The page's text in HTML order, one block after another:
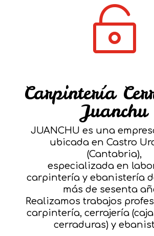

Carpintería
Juanchu
JUANCHU es una
ubicada en Castro
(Cantabria),
especializada en
carpintería y ebanistería
más de sesenta
Realizamos trabajos
carpintería, cerrajería
cerraduras) y